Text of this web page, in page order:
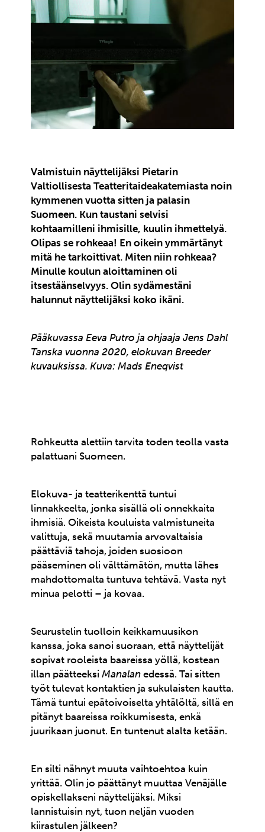
Valmistuin näyttelijäksi Pietarin
Valtiollisesta Teatteritaideakatemiasta noin
kymmenen vuotta sitten ja palasin
Suomeen. Kun taustani selvisi
kohtaamilleni ihmisille, kuulin ihmettelyä.
Olipas se rohkeaa! En oikein ymmärtänyt
mitä he tarkoittivat. Miten niin rohkeaa?
Minulle koulun aloittaminen oli
itsestäänselvyys. Olin sydämestäni
halunnut näyttelijäksi koko ikäni.
Pääkuvassa Eeva Putro ja ohjaaja Jens Dahl
Tanska vuonna 2020, elokuvan Breeder
kuvauksissa. Kuva: Mads Eneqvist
Rohkeutta alettiin tarvita toden teolla vasta
palattuani Suomeen.
Elokuva- ja teatterikenttä tuntui
linnakkeelta, jonka sisällä oli onnekkaita
ihmisiä. Oikeista kouluista valmistuneita
valittuja, sekä muutamia arvovaltaisia
päättäviä tahoja, joiden suosioon
pääseminen oli välttämätön, mutta lähes
mahdottomalta tuntuva tehtävä. Vasta nyt
minua pelotti – ja kovaa.
Seurustelin tuolloin keikkamuusikon
kanssa, joka sanoi suoraan, että näyttelijät
sopivat rooleista baareissa yöllä, kostean
illan päätteeksiManalan edessä. Tai sitten
työt tulevat kontaktien ja sukulaisten kautta.
Tämä tuntui epätoivoiselta yhtälöltä, sillä en
pitänyt baareissa roikkumisesta, enkä
juurikaan juonut. En tuntenut alalta ketään.
En silti nähnyt muuta vaihtoehtoa kuin
yrittää. Olin jo päättänyt muuttaa Venäjälle
opiskellakseni näyttelijäksi. Miksi
lannistuisin nyt, tuon neljän vuoden
kiirastulen jälkeen?